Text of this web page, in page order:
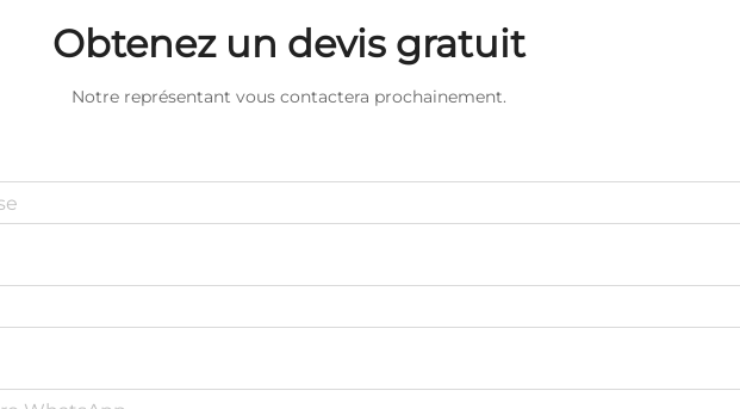
Obtenez un devis gratuit
Notre représentant vous contactera prochainement.